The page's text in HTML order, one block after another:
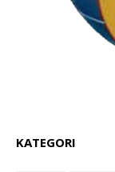
KATEGORI